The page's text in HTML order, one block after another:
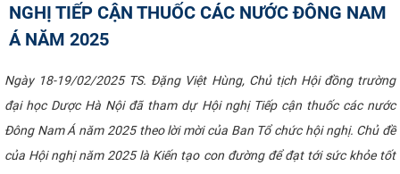
CƠ CẤU TỔ CHỨC
ĐÀO TẠO
ĐẢM BẢO CHẤT LƯỢNG
NGHỊ TIẾP CẬN THUỐC CÁC NƯỚC ĐÔNG NAM
Á NĂM 2025
Ngày 18-19/02/2025 TS. Đặng Việt Hùng, Chủ tịch Hội đồng trường
đại học Dược Hà Nội đã tham dự Hội nghị Tiếp cận thuốc các nước
Đông Nam Á năm 2025 theo lời mời của Ban Tổ chức hội nghị. Chủ đề
của Hội nghị năm 2025 là Kiến tạo con đường để đạt tới sức khỏe tốt